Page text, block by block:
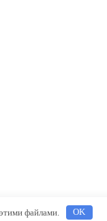
файлами. OK